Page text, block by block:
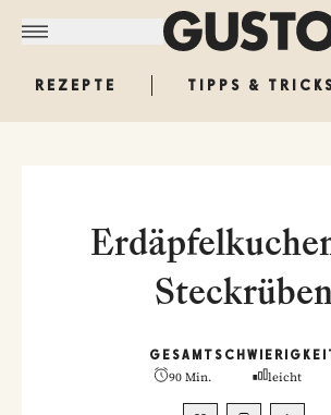
REZEPTE TIPPS &
GESAMT
90 Min. leicht